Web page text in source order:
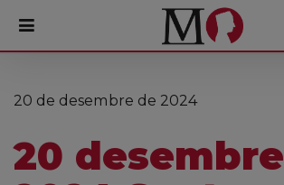
PORTADA
20 de desembre de 2024
20 desembre